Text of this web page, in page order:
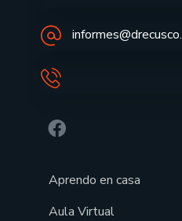
Aprendo en casa
Aula Virtual